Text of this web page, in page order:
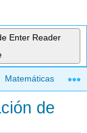
Enter Reader
Matemáticas
de